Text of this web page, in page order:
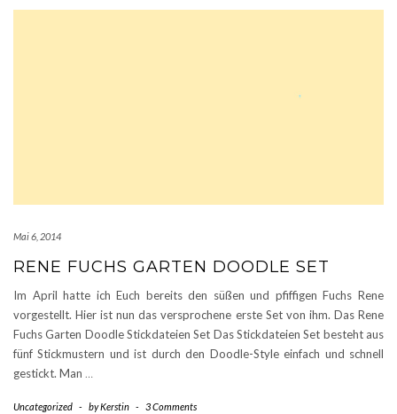
Mai 6, 2014
RENE FUCHS GARTEN DOODLE SET
Im April hatte ich Euch bereits den süßen und pfiffigen Fuchs Rene
vorgestellt. Hier ist nun das versprochene erste Set von ihm. Das Rene
Fuchs Garten Doodle Stickdateien Set Das Stickdateien Set besteht aus
fünf Stickmustern und ist durch den Doodle-Style einfach und schnell
gestickt. Man …
Uncategorized - byKerstin - 3 Comments